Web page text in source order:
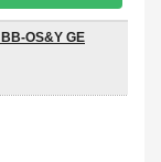
OS&Y GE